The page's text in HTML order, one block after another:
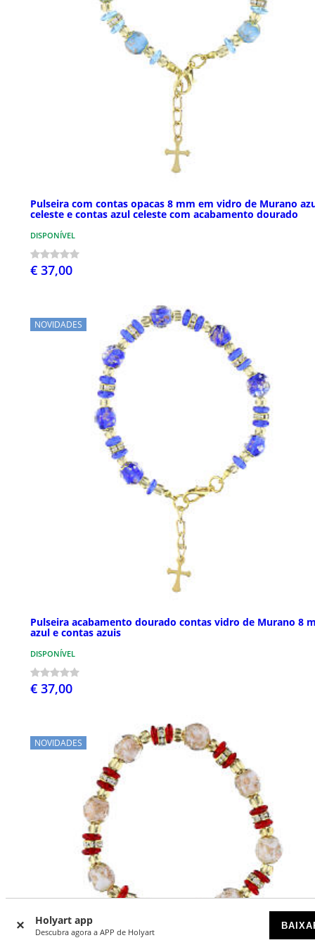
Holyart app
Descubra agora a APP de Holyart
Pulseira com contas opacas 8 mm em vidro de Murano
celeste e contas azul celeste com acabamento dourado
DISPONÍVEL
€ 37,00
NOVIDADES
Pulseira acabamento dourado contas vidro de Murano 8
azul e contas azuis
DISPONÍVEL
€ 37,00
NOVIDADES